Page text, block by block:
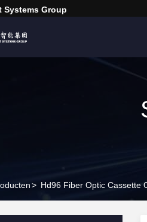
Systems Group
> Hd96 Fiber Optic Cassette